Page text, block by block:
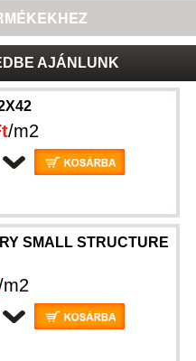
AJÁNLUNK
/m2
SMALL STRUCTURE
m2